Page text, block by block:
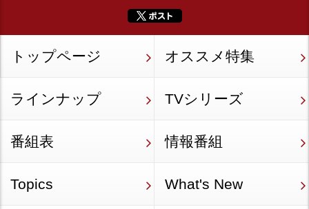
トップページ オススメ特集
ラインナップ TVシリーズ
番組表 情報番組
Topics What's New